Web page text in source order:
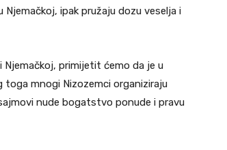
ipak pružaju dozu veselja i
Njemačkoj, primijetit ćemo da je u
mnogi Nizozemci organiziraju
nude bogatstvo ponude i pravu